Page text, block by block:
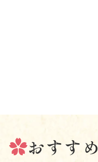
おすすめ